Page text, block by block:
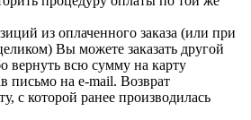
из оплаченного заказа (или при
Вы можете заказать другой
вернуть всю сумму на карту
письмо на e-mail. Возврат
с которой ранее производилась